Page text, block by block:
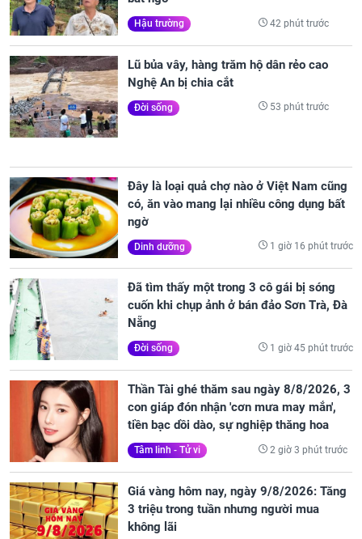
Hậu trường 42 phút trước
Lũ bủa vây, hàng trăm hộ dân rẻo cao
Nghệ An bị chia cắt
Đời sống 53 phút trước
Đây là loại quả chợ nào ở Việt Nam cũng
có, ăn vào mang lại nhiều công dụng bất
ngờ
Dinh dưỡng 1 giờ 16 phút trước
Đã tìm thấy một trong 3 cô gái bị sóng
cuốn khi chụp ảnh ở bán đảo Sơn Trà, Đà
Nẵng
Đời sống 1 giờ 45 phút trước
Thần Tài ghé thăm sau ngày 8/8/2026, 3
con giáp đón nhận 'cơn mưa may mắn',
tiền bạc dồi dào, sự nghiệp thăng hoa
Tâm linh - Tử vi 2 giờ 3 phút trước
Giá vàng hôm nay, ngày 9/8/2026: Tăng
3 triệu trong tuần nhưng người mua
không lãi